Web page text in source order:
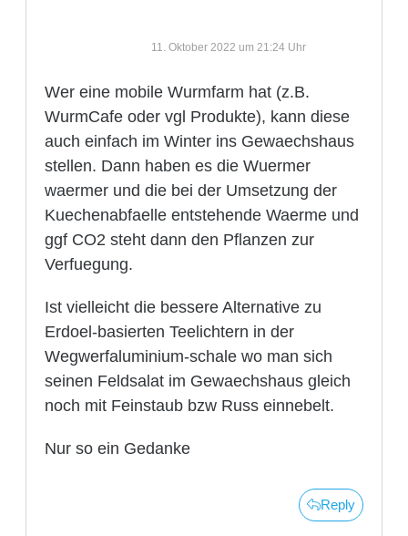
11. Oktober 2022 um 21:24 Uhr
Wer eine mobile Wurmfarm hat (z.B.
WurmCafe oder vgl Produkte), kann diese
auch einfach im Winter ins Gewaechshaus
stellen. Dann haben es die Wuermer
waermer und die bei der Umsetzung der
Kuechenabfaelle entstehende Waerme und
ggf CO2 steht dann den Pflanzen zur
Verfuegung.
Ist vielleicht die bessere Alternative zu
Erdoel-basierten Teelichtern in der
Wegwerfaluminium-schale wo man sich
seinen Feldsalat im Gewaechshaus gleich
noch mit Feinstaub bzw Russ einnebelt.
Nur so ein Gedanke
Reply